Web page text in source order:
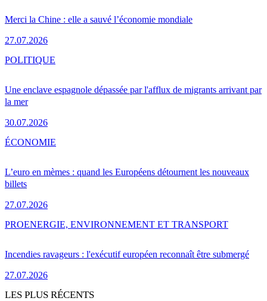
Merci la Chine : elle a sauvé l’économie mondiale
27.07.2026
Une enclave espagnole dépassée par l'afflux de migrants arrivant par
la mer
30.07.2026
POLITIQUE
L’euro en mèmes : quand les Européens détournent les nouveaux
billets
27.07.2026
ÉCONOMIE
Incendies ravageurs : l'exécutif européen reconnaît être submergé
27.07.2026
PROENERGIE, ENVIRONNEMENT ET TRANSPORT
LES PLUS RÉCENTS